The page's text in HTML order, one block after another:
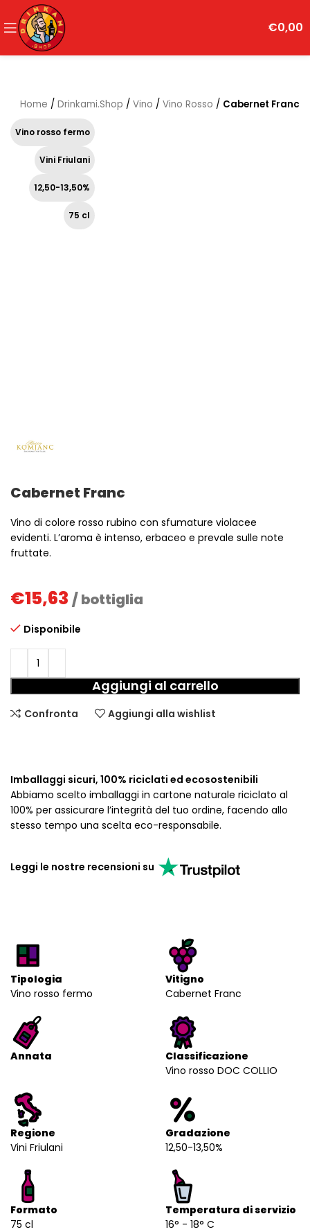
€0,00
Home / Drinkami.Shop / Vino / Vino Rosso / Cabernet Franc
Vino rosso fermo
Vini Friulani
12,50-13,50%
75 cl
Cabernet Franc
Vino di colore rosso rubino con sfumature violacee
evidenti. L’aroma è intenso, erbaceo e prevale sulle note
fruttate.
€15,63 / bottiglia
Disponibile
Aggiungi al carrello
Confronta Aggiungi alla wishlist
Imballaggi sicuri, 100% riciclati ed ecosostenibili
Abbiamo scelto imballaggi in cartone naturale riciclato al
100% per assicurare l’integrità del tuo ordine, facendo allo
stesso tempo una scelta eco-responsabile.
Leggi le nostre recensioni su
Tipologia
Vino rosso fermo
Vitigno
Cabernet Franc
Annata
Classificazione
Vino rosso DOC COLLIO
Regione
Vini Friulani
Gradazione
12,50-13,50%
Formato
75 cl
Temperatura di servizio
16° - 18° C